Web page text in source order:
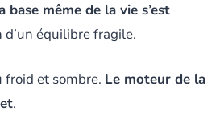
base même de la vie s’est
d’un équilibre fragile.
froid et sombre. Le moteur de la
.